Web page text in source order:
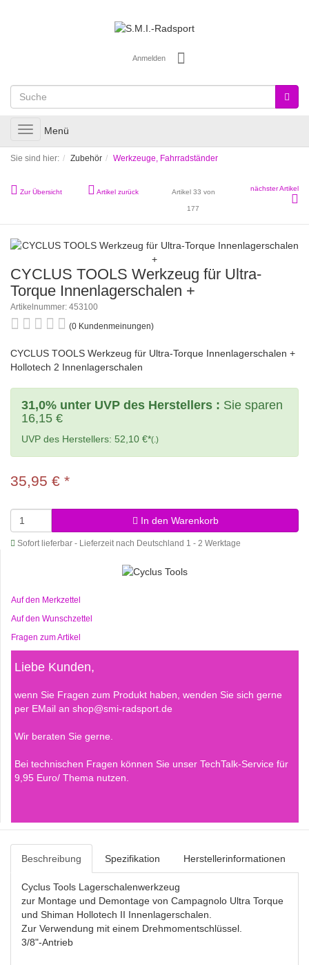
Anmelden
Toggle
navigation
Menü
Sie sind hier: Zubehör Werkzeuge, Fahrradständer
Zur Übersicht Artikel zurück Artikel 33 von
177
nächster Artikel
CYCLUS TOOLS Werkzeug für Ultra-
Torque Innenlagerschalen +
Artikelnummer: 453100
(0 Kundenmeinungen)
CYCLUS TOOLS Werkzeug für Ultra-Torque Innenlagerschalen +
Hollotech 2 Innenlagerschalen
31,0% unter UVP des Herstellers : Sie sparen
16,15 €
UVP des Herstellers: 52,10 €*(.)
35,95 € *
In den Warenkorb
Sofort lieferbar - Lieferzeit nach Deutschland 1 - 2 Werktage
Auf den Merkzettel
Auf den Wunschzettel
Fragen zum Artikel
Liebe Kunden,
wenn Sie Fragen zum Produkt haben, wenden Sie sich gerne
per EMail an shop@smi-radsport.de
Wir beraten Sie gerne.
Bei technischen Fragen können Sie unser TechTalk-Service für
9,95 Euro/ Thema nutzen.
Beschreibung Spezifikation Herstellerinformationen
Cyclus Tools Lagerschalenwerkzeug
zur Montage und Demontage von Campagnolo Ultra Torque
und Shiman Hollotech II Innenlagerschalen.
Zur Verwendung mit einem Drehmomentschlüssel.
3/8"-Antrieb